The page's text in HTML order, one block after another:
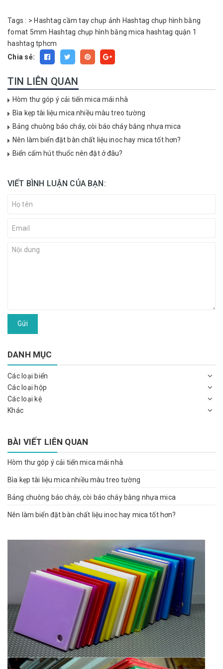
Tags : > Hashtag cầm tay chụp ảnh Hashtag chụp hình bằng
fomat 5mm Hashtag chụp hình bằng mica hashtag quận 1
hashtag tphcm
Chia sẻ:
TIN LIÊN QUAN
Hòm thư góp ý cải tiến mica mái nhà
Bìa kẹp tài liệu mica nhiều màu treo tường
Bảng chuông báo cháy, còi báo cháy bằng nhựa mica
Nên làm biển đặt bàn chất liệu inoc hay mica tốt hơn?
Biển cấm hút thuốc nên đặt ở đâu?
VIẾT BÌNH LUẬN CỦA BẠN:
Gửi
DANH MỤC
Các loại biển
Các loại hộp
Các loại kệ
Khác
BÀI VIẾT LIÊN QUAN
Hòm thư góp ý cải tiến mica mái nhà
Bìa kẹp tài liệu mica nhiều màu treo tường
Bảng chuông báo cháy, còi báo cháy bằng nhựa mica
Nên làm biển đặt bàn chất liệu inoc hay mica tốt hơn?